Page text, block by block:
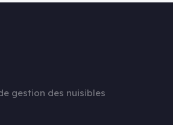
gestion des nuisibles